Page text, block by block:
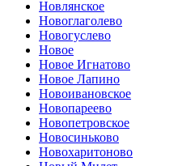
Новлянское
Новоглаголево
Новогуслево
Новое
Новое Игнатово
Новое Лапино
Новоивановское
Новопареево
Новопетровское
Новосиньково
Новохаритоново